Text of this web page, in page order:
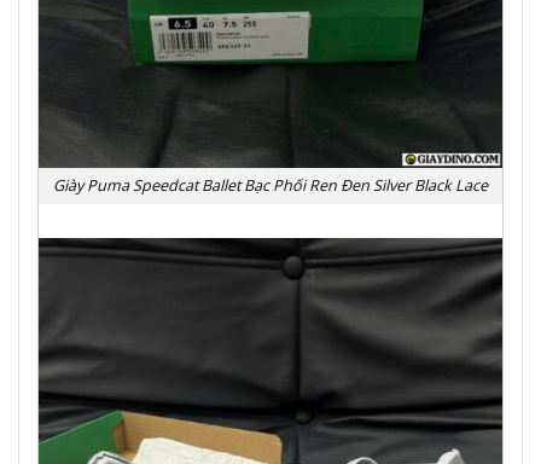
Giày Puma Speedcat Ballet Bạc Phối Ren Đen Silver Black Lace